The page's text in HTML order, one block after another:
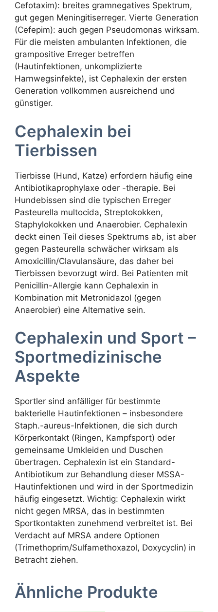
Cefotaxim): breites gramnegatives Spektrum,
gut gegen Meningitiserreger. Vierte Generation
(Cefepim): auch gegen Pseudomonas wirksam.
Für die meisten ambulanten Infektionen, die
grampositive Erreger betreffen
(Hautinfektionen, unkomplizierte
Harnwegsinfekte), ist Cephalexin der ersten
Generation vollkommen ausreichend und
günstiger.
Cephalexin bei
Tierbissen
Tierbisse (Hund, Katze) erfordern häufig eine
Antibiotikaprophylaxe oder -therapie. Bei
Hundebissen sind die typischen Erreger
Pasteurella multocida, Streptokokken,
Staphylokokken und Anaerobier. Cephalexin
deckt einen Teil dieses Spektrums ab, ist aber
gegen Pasteurella schwächer wirksam als
Amoxicillin/Clavulansäure, das daher bei
Tierbissen bevorzugt wird. Bei Patienten mit
Penicillin-Allergie kann Cephalexin in
Kombination mit Metronidazol (gegen
Anaerobier) eine Alternative sein.
Cephalexin und Sport –
Sportmedizinische
Aspekte
Sportler sind anfälliger für bestimmte
bakterielle Hautinfektionen – insbesondere
Staph.-aureus-Infektionen, die sich durch
Körperkontakt (Ringen, Kampfsport) oder
gemeinsame Umkleiden und Duschen
übertragen. Cephalexin ist ein Standard-
Antibiotikum zur Behandlung dieser MSSA-
Hautinfektionen und wird in der Sportmedizin
häufig eingesetzt. Wichtig: Cephalexin wirkt
nicht gegen MRSA, das in bestimmten
Sportkontakten zunehmend verbreitet ist. Bei
Verdacht auf MRSA andere Optionen
(Trimethoprim/Sulfamethoxazol, Doxycyclin) in
Betracht ziehen.
Ähnliche Produkte